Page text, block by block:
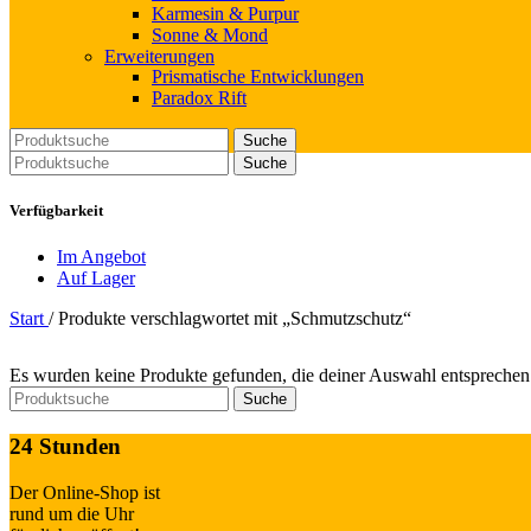
Karmesin & Purpur
Sonne & Mond
Erweiterungen
Prismatische Entwicklungen
Paradox Rift
Suche
Suche
Verfügbarkeit
Im Angebot
Auf Lager
Start / Produkte verschlagwortet mit „Schmutzschutz“
Es wurden keine Produkte gefunden, die deiner Auswahl
Suche
24 Stunden
Der Online-Shop ist
rund um die Uhr